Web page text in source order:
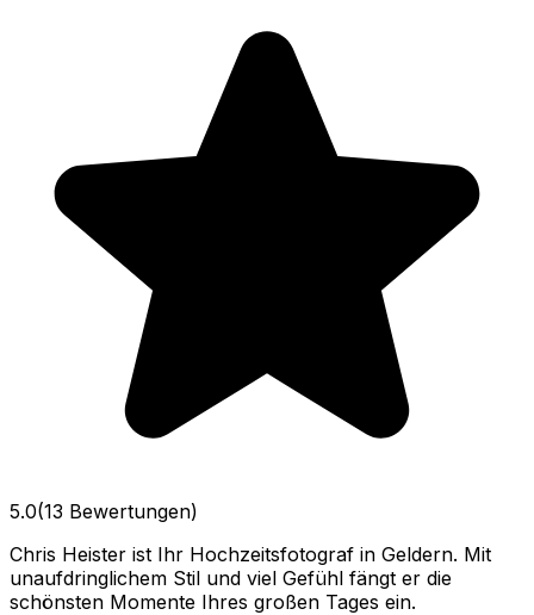
5.0(13 Bewertungen)
Chris Heister ist Ihr Hochzeitsfotograf in Geldern. Mit
unaufdringlichem Stil und viel Gefühl fängt er die
schönsten Momente Ihres großen Tages ein.